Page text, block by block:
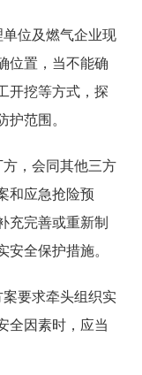
位及燃气企业现
位置，当不能确
开挖等方式，探
护范围。
，会同其他三方
和应急抢险预
充完善或重新制
安全保护措施。
要求牵头组织实
全因素时，应当